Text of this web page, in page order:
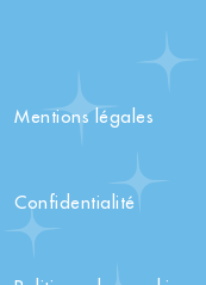
Mentions légales
Confidentialité